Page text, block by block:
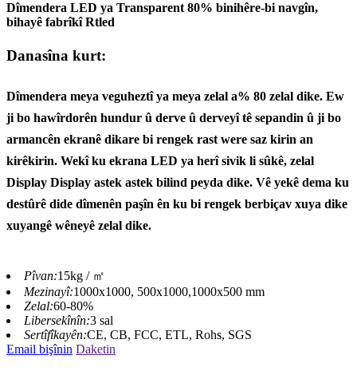
Dîmendera LED ya Transparent 80% binihêre-bi navgîn,
bihayê fabrîkî Rtled
Danasîna kurt:
Dîmendera meya veguheztî ya meya zelal a% 80 zelal dike. Ew
ji bo hawîrdorên hundur û derve û derveyî tê sepandin û ji bo
armancên ekranê dikare bi rengek rast were saz kirin an
kirêkirin. Wekî ku ekrana LED ya herî sivik li sûkê, zelal
Display Display astek astek bilind peyda dike. Vê yekê dema ku
destûrê dide dîmenên paşîn ên ku bi rengek berbiçav xuya dike
xuyangê wêneyê zelal dike.
Pîvan:15kg / ㎡
Mezinayî:1000x1000, 500x1000,1000x500 mm
Zelal:60-80%
Libersekînîn:3 sal
Sertîfîkayên:CE, CB, FCC, ETL, Rohs, SGS
Email bişînin Daketin